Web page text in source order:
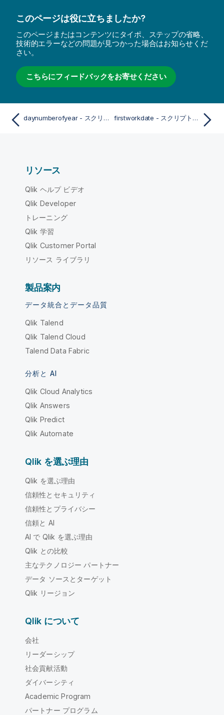
このページは役に立ちましたか?
このページまたはコンテンツにタイポ、ステップの省略、
技術的エラーなどの問題が見つかった場合はお知らせくだ
さい。
こちらにフィードバックをお寄せください
daynumberofyear - スクリプトおよびチャート関数 firstworkdate - スクリプトおよびチャート関数
リソース
Qlik ヘルプ ビデオ
Qlik Developer
トレーニング
Qlik 学習
Qlik Customer Portal
リソース ライブラリ
製品案内
データ統合とデータ品質
Qlik Talend
Qlik Talend Cloud
Talend Data Fabric
分析と AI
Qlik Cloud Analytics
Qlik Answers
Qlik Predict
Qlik Automate
Qlik を選ぶ理由
Qlik を選ぶ理由
信頼性とセキュリティ
信頼性とプライバシー
信頼と AI
AI で Qlik を選ぶ理由
Qlik との比較
主なテクノロジー パートナー
データ ソースとターゲット
Qlik リージョン
Qlik について
会社
リーダーシップ
社会貢献活動
ダイバーシティ
Academic Program
パートナー プログラム